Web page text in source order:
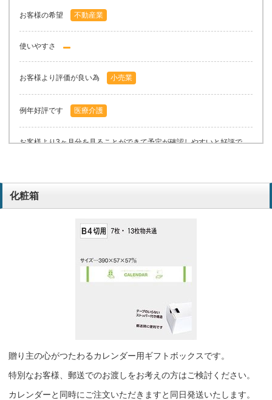
お客様の希望 不動産業
使いやすさ
お客様より評価が良い為 小売業
例年好評です 医療介護
お客様より3ヶ月分を見ることができて予定が確認しやすいと好評で
お客様に好評だった
お客さんから好評の為 小売業
小売業
お客様の注文による 印刷業
お客様に好評だから。 印刷業
化粧箱
贈り主の心がつたわるカレンダー用ギフトボックスです。
特別なお客様、郵送でのお渡しをお考えの方はご検討ください。
カレンダーと同時にご注文いただきますと同日発送いたします。